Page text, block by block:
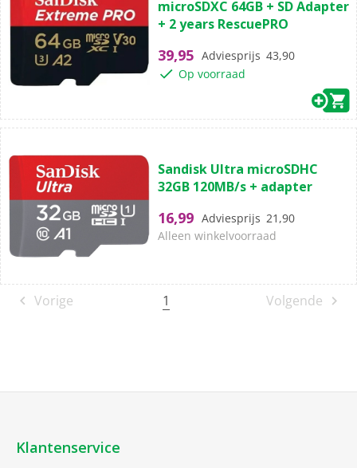
de
5
microSDXC 64GB + SD Adapter
+ 2 years RescuePRO
39,95 Adviesprijs 43,90
Op voorraad
van
de
sterren.
Sandisk Ultra microSDHC
32GB 120MB/s + adapter
16,99 Adviesprijs 21,90
Alleen winkelvoorraad
Vorige 1 Volgende
Klantenservice